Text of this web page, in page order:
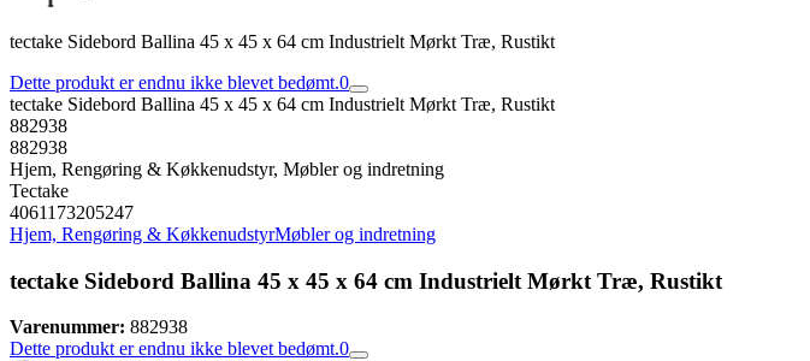
tectake Sidebord Ballina 45 x 45 x 64 cm Industrielt Mørkt Træ, Rustikt
Dette produkt er endnu ikke blevet bedømt.0
tectake Sidebord Ballina 45 x 45 x 64 cm Industrielt Mørkt Træ, Rustikt
882938
882938
Hjem, Rengøring & Køkkenudstyr, Møbler og indretning
Tectake
4061173205247
Hjem, Rengøring & KøkkenudstyrMøbler og indretning
tectake Sidebord Ballina 45 x 45 x 64 cm Industrielt Mørkt Træ, Rustikt
Varenummer: 882938
Dette produkt er endnu ikke blevet bedømt.0